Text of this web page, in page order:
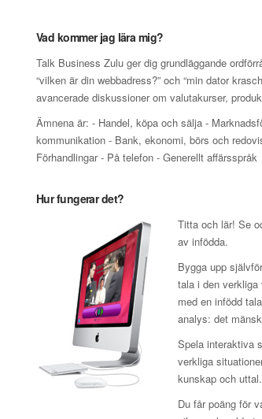
Vad kommer jag lära mig?
Talk Business Zulu ger dig grundläggande
“vilken är din webbadress?” och “min dator
avancerade diskussioner om valutakurser,
Ämnena är: - Handel, köpa och sälja -
kommunikation - Bank, ekonomi, börs och
Förhandlingar - På telefon - Generellt affärsspråk
Hur fungerar det?
Titta och lär! Se
av infödda.
Bygga upp
tala i den
med en infödd
analys: det
Spela interaktiva
verkliga
kunskap och uttal.
Du får poäng för